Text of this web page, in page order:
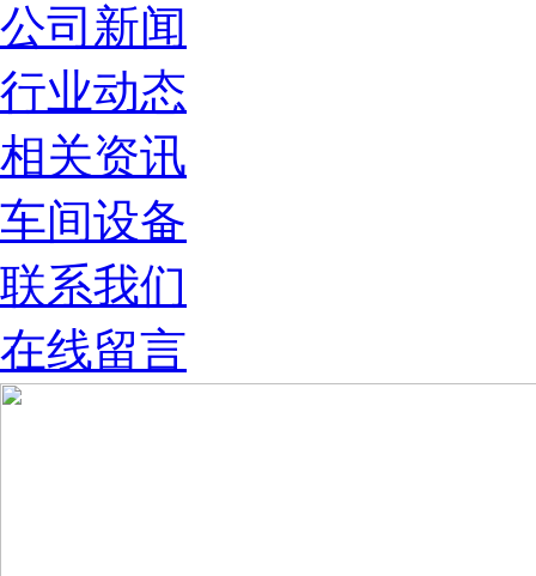
公司新闻
行业动态
相关资讯
车间设备
联系我们
在线留言